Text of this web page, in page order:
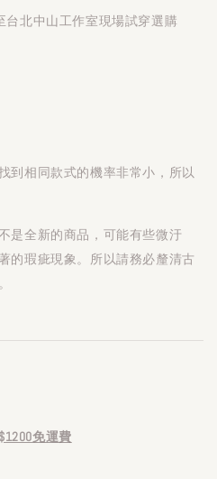
台北中山工作室現場試穿選購
到相同款式的機率非常小，所以
是全新的商品，可能有些微汙
的瑕疵現象。所以請務必釐清古
免運費